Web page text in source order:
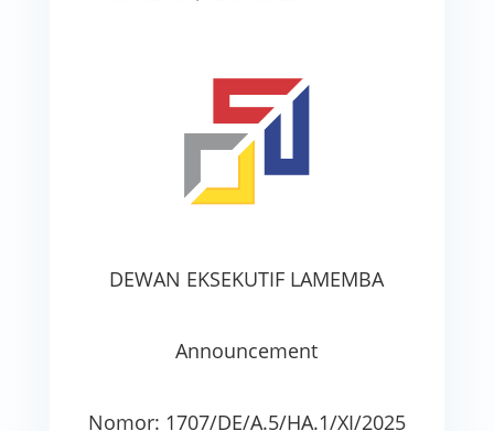
DEWAN EKSEKUTIF LAMEMBA
Announcement
Nomor: 1707/DE/A.5/HA.1/XI/2025